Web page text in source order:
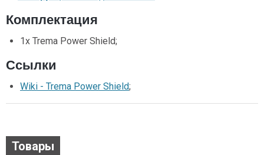
Комплектация
1x Trema Power Shield;
Ссылки
Wiki - Trema Power Shield;
Товары